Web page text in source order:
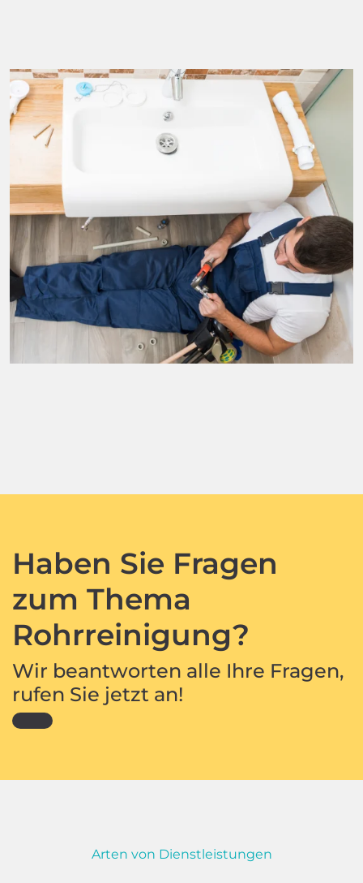
Haben Sie Fragen
zum Thema
Rohrreinigung?
Wir beantworten alle Ihre Fragen,
rufen Sie jetzt an!
Arten von Dienstleistungen